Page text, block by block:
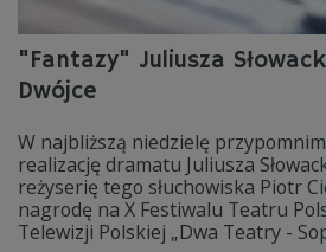
"Fantazy" Juliusza
Dwójce
W najbliższą niedzielę
realizację dramatu Juliusza
reżyserię tego słuchowiska Piotr
nagrodę na X Festiwalu Teatru
Telewizji Polskiej „Dwa Teatry -